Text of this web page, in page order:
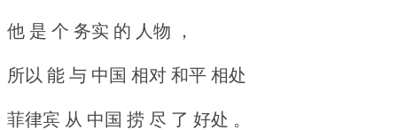
他 是 个 务实 的 人物 ，
所以 能 与 中国 相对 和平 相处
菲律宾 从 中国 捞 尽 了 好处 。